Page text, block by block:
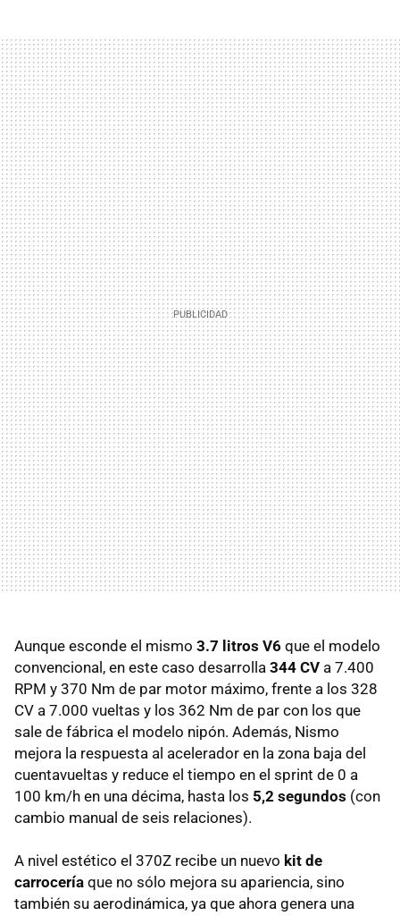
Aunque esconde el mismo 3.7 litros V6 que el modelo
convencional, en este caso desarrolla 344 CV a 7.400
RPM y 370 Nm de par motor máximo, frente a los 328
CV a 7.000 vueltas y los 362 Nm de par con los que
sale de fábrica el modelo nipón. Además, Nismo
mejora la respuesta al acelerador en la zona baja del
cuentavueltas y reduce el tiempo en el sprint de 0 a
100 km/h en una décima, hasta los 5,2 segundos (con
cambio manual de seis relaciones).
A nivel estético el 370Z recibe un nuevo kit de
carrocería que no sólo mejora su apariencia, sino
también su aerodinámica, ya que ahora genera una